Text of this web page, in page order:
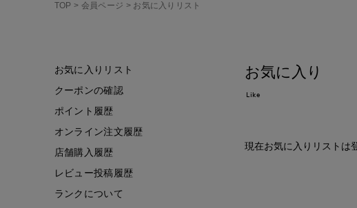
TOP 会員ページ お気に入りリスト
お気に入り
Like
現在お気に入りリストは
お気に入りリスト
クーポンの確認
ポイント履歴
オンライン注文履歴
店舗購入履歴
レビュー投稿履歴
ランクについて